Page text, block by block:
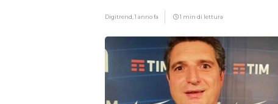
Digitrend,1 anno fa 1 min di lettura